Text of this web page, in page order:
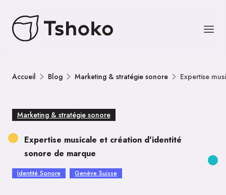
Accueil Blog Marketing & stratégie sonore Expertise
Marketing & stratégie sonore
Expertise musicale et création d'identité
sonore de marque
Identité Sonore Genève Suisse